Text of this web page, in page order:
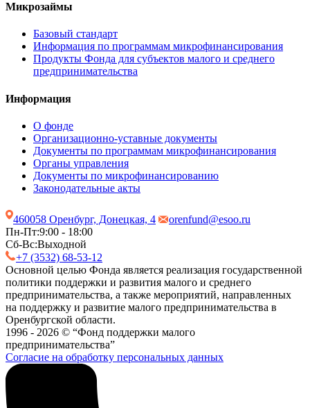
Микрозаймы
Базовый стандарт
Информация по программам микрофинансирования
Продукты Фонда для субъектов малого и среднего
предпринимательства
Информация
О фонде
Организационно-уставные документы
Документы по программам микрофинансирования
Органы управления
Документы по микрофинансированию
Законодательные акты
460058 Оренбург, Донецкая, 4
orenfund@esoo.ru
Пн-Пт:9:00 - 18:00
Сб-Вс:Выходной
+7 (3532) 68-53-12
Основной целью Фонда является реализация государственной
политики поддержки и развития малого и среднего
предпринимательства, а также мероприятий, направленных
на поддержку и развитие малого предпринимательства в
Оренбургской области.
1996 - 2026 © “Фонд поддержки малого
предпринимательства”
Согласие на обработку персональных данных